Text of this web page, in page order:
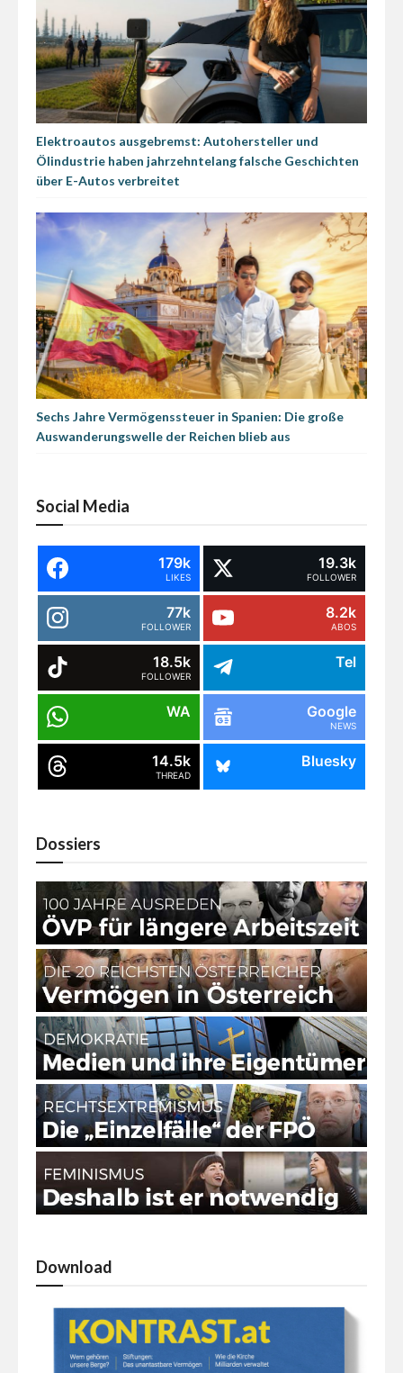
Elektroautos ausgebremst: Autohersteller und
Ölindustrie haben jahrzehntelang falsche Geschichten
über E-Autos verbreitet
Sechs Jahre Vermögenssteuer in Spanien: Die große
Auswanderungswelle der Reichen blieb aus
Social Media
179k
LIKES
19.3k
FOLLOWER
77k
FOLLOWER
8.2k
ABOS
18.5k
FOLLOWER
Tel
WA Google
NEWS
14.5k
THREAD
Bluesky
Dossiers
Download